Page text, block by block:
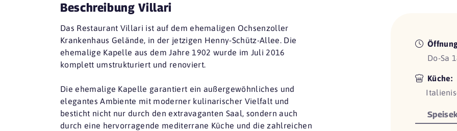
Beschreibung Villari
Das Restaurant Villari ist auf dem ehemaligen Ochsenzoller
Krankenhaus Gelände, in der jetzigen Henny-Schütz-Allee. Die
ehemalige Kapelle aus dem Jahre 1902 wurde im Juli 2016
komplett umstrukturiert und renoviert.
Die ehemalige Kapelle garantiert ein außergewöhnliches und
elegantes Ambiente mit moderner kulinarischer Vielfalt und
besticht nicht nur durch den extravaganten Saal, sondern auch
durch eine hervorragende mediterrane Küche und die zahlreichen
Do-Sa
Küche: